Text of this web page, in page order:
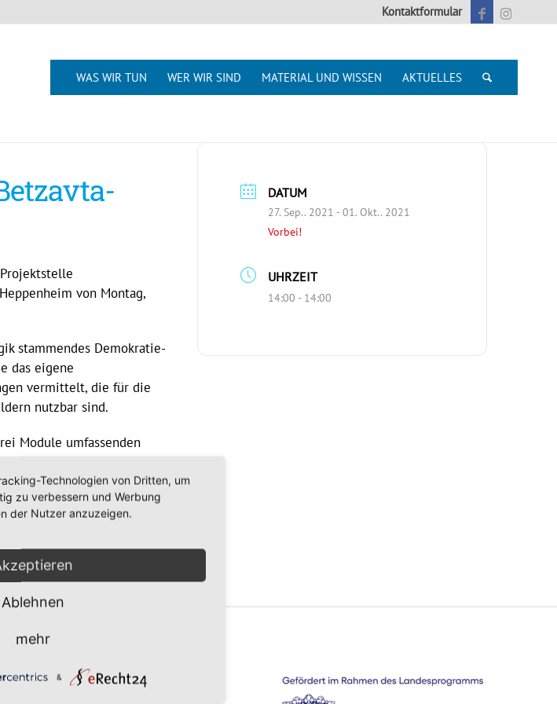
Kontaktformular
WAS WIR TUN WER WIR SIND MATERIAL UND WISSEN AKTUELLES
von Montag,
stammendes Demokratie-
das eigene
vermittelt, die für die
nutzbar sind.
Module umfassenden
betzavta-miteinander-
DATUM
27. Sep.. 2021 - 01. Okt.. 2021
Vorbei!
UHRZEIT
14:00 - 14:00
Technologien von Dritten, um
zu verbessern und Werbung
der Nutzer anzuzeigen.
Ablehnen
mehr
&